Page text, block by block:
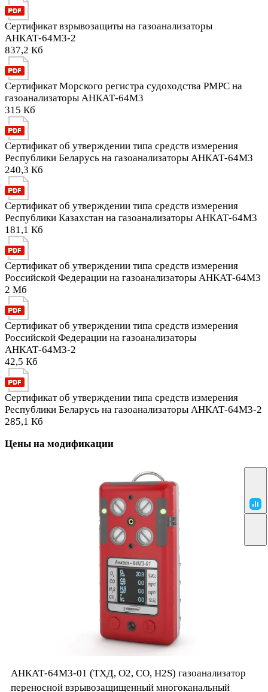
Сертификат взрывозащиты на газоанализаторы
АНКАТ-64М3-2
837,2 Кб
Сертификат Морского регистра судоходства РМРС на
газоанализаторы АНКАТ-64М3
315 Кб
Сертификат об утверждении типа средств измерения
Республики Беларусь на газоанализаторы АНКАТ-64М3
240,3 Кб
Сертификат об утверждении типа средств измерения
Республики Казахстан на газоанализаторы АНКАТ-64М3
181,1 Кб
Сертификат об утверждении типа средств измерения
Российской Федерации на газоанализаторы АНКАТ-64М3
2 Мб
Сертификат об утверждении типа средств измерения
Российской Федерации на газоанализаторы
АНКАТ-64М3-2
42,5 Кб
Сертификат об утверждении типа средств измерения
Республики Беларусь на газоанализаторы АНКАТ-64М3-2
285,1 Кб
Цены на модификации
АНКАТ-64М3-01 (ТХД, О2, СО, Н2S) газоанализатор
переносной взрывозащищенный многоканальный